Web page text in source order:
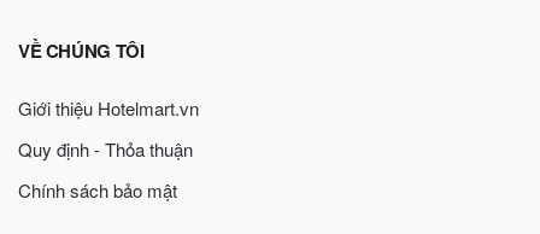
VỀ CHÚNG TÔI
Giới thiệu Hotelmart.vn
Quy định - Thỏa thuận
Chính sách bảo mật